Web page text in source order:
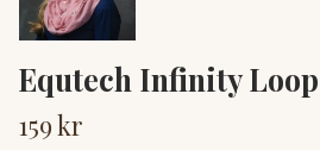
Equtech Infinity
159 kr